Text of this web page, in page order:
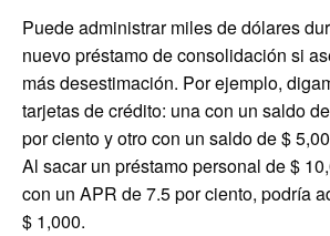
Puede administrar miles de dólares
nuevo préstamo de consolidación si
más desestimación. Por ejemplo,
tarjetas de crédito: una con un saldo
por ciento y otro con un saldo de $
Al sacar un préstamo personal de $
con un APR de 7.5 por ciento, podría
$ 1,000.